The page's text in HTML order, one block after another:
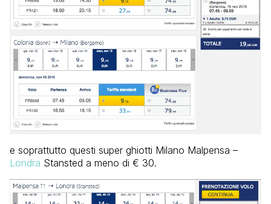
e soprattutto questi super ghiotti Milano Malpensa –
Londra Stansted a meno di € 30.